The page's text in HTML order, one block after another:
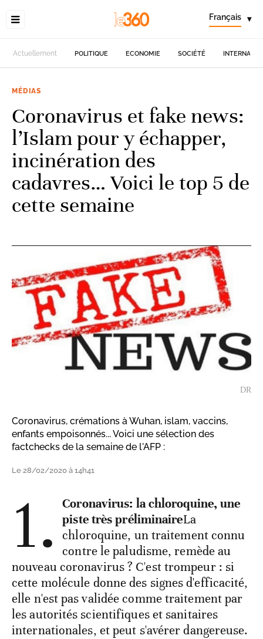
Français ▾
Actuellement POLITIQUE ECONOMIE SOCIÉTÉ
MÉDIAS
Coronavirus et fake news:
l’Islam pour y échapper,
incinération des
cadavres… Voici le top 5 de
cette semaine
DR
Coronavirus, crémations à Wuhan, islam, vaccins,
enfants empoisonnés... Voici une sélection des
factchecks de la semaine de l'AFP :
Le 28/02/2020 à 14h41
1.
Coronavirus: la chloroquine, une
piste très préliminaireLa
chloroquine, un traitement connu
contre le paludisme, remède au
nouveau coronavirus ? C'est trompeur : si
cette molécule donne des signes d'efficacité,
elle n'est pas validée comme traitement par
les autorités scientifiques et sanitaires
internationales, et peut s'avérer dangereuse.